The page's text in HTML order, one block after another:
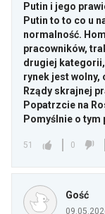
Putin i jego
Putin to to co u
normalność.
pracowników,
drugiej
rynek jest
Rządy skrajnej
Popatrzcie na
Pomyślnie o tym
51 0
Gość